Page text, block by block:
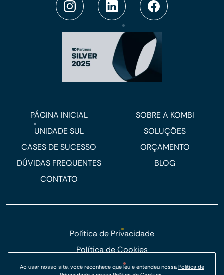
PÁGINA INICIAL
SOBRE A KOMBI
UNIDADE SUL
SOLUÇÕES
CASES DE SUCESSO
ORÇAMENTO
DÚVIDAS FREQUENTES
BLOG
CONTATO
Política de Privacidade
Política de Cookies
© Kombi Agência Digital 2026.
Ao usar nosso site, você reconhece que leu e entendeu nossa Política de